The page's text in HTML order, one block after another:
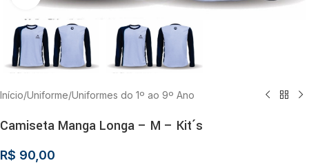
Início/Uniforme/Uniformes do 1º ao 9º Ano
Camiseta Manga Longa – M – Kit´s
R$ 90,00